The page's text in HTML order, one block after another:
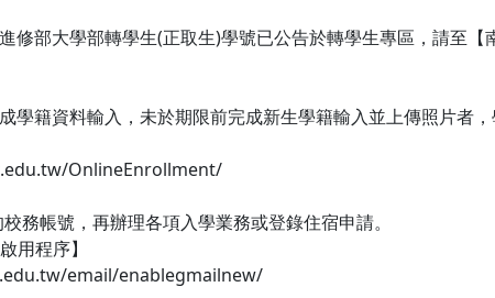
修部大學部轉學生(正取生)學號已公告於轉學生專區，請至
學籍資料輸入，未於期限前完成新生學籍輸入並上傳照片者，
OnlineEnrollment/
務帳號，再辦理各項入學業務或登錄住宿申請。
用程序】
email/enablegmailnew/